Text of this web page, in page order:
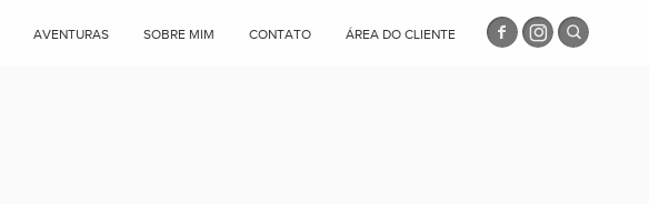
AVENTURAS SOBRE MIM CONTATO ÁREA DO CLIENTE